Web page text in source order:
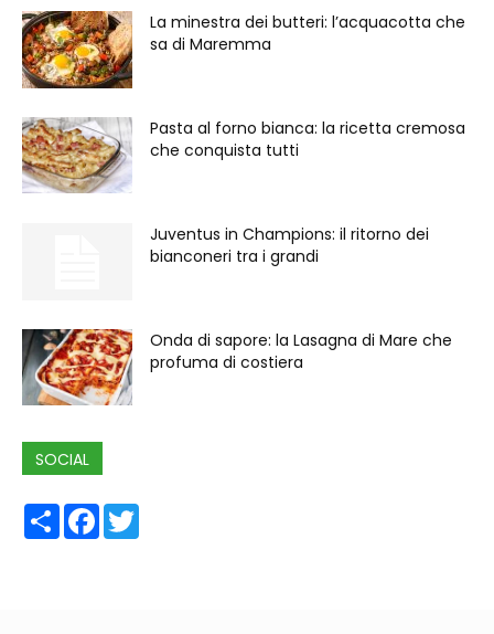
La minestra dei butteri: l’acquacotta che
sa di Maremma
Pasta al forno bianca: la ricetta cremosa
che conquista tutti
Juventus in Champions: il ritorno dei
bianconeri tra i grandi
Onda di sapore: la Lasagna di Mare che
profuma di costiera
SOCIAL
ShareFacebook